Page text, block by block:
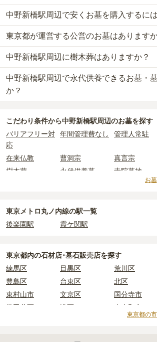
中野新橋駅周辺での購入費用の目安は、一般墓
葬が約52万円、永代供養墓が約17万円です。
一般墓を建てる場合は、「永代使用料（土地代
2つが主な費用となります。
中野新橋駅周辺の一般墓の永代使用料の平均は
さ・素材によって変わります。
樹木葬・納骨堂・永代供養墓は、基本的に墓石
なお、お墓によっては以下の費用が別途かかる
・開眼法要の費用：お墓を新しく建てた際に行
用。僧侶に渡すお布施がかかります。
・納骨式の費用
：お墓に遺骨を納める儀式のた
すお布施、会食などの費用がかかります。
：お墓の管理費。契約後、毎年発
正確な費用は、区画や石材の選び方によって大
積もりを取るまで確定しません。
現地への見学が難しい場合は、資料請求でも各
内を取り寄せることができます。
中野新橋駅周辺で安くお墓を購入するに
中野新橋駅周辺で一番安価なお墓は、福相寺の
円からお求めいただけます。
一般的に最も費用を抑えられるのは、他の方の
する「合祀墓（ごうしぼ）」と呼ばれるタイプ
比べて省スペースで管理の手間がかからないた
されています。
価格の目安は、1名あたり5万円〜30万円程度で
中野新橋駅周辺 で安価なお墓を探したい場合は、
び替えてお墓を探すのがおすすめです。
東京都が運営する公営のお墓はあります
中野新橋駅周辺には、公営の霊園の掲載があり
一方で、東京都内には、県または市区町村が運
16件あります。
公営霊園は民営の霊園と異なり、契約にあたっ
主な条件として、遺骨がすでにある、該当の市
上住んでいるなどが挙げられます。
条件を満たさない場合は、申し込み自体ができ
め、事前の確認が重要です。
契約条件の詳細は、各霊園のページをご確認い
中野新橋駅周辺に樹木葬はありますか？
中野新橋駅周辺には、4件の樹木葬があります。
詳しくは、
中野新橋駅周辺で永代供養できるお墓・
か？
詳しくは、中野新橋駅周辺の永代供養の一覧を
こだわり条件から中野新橋駅周辺のお墓を探す
バリアフリー対
応
年間管理費なし 管理人常駐
在来仏教
曹洞宗 真言宗
樹木葬
永代供養墓 寺院墓地
お
東京メトロ丸ノ内線の駅一覧
後楽園駅
霞ケ関駅
東京都内の石材店･墓石販売店を探す
練馬区
目黒区 荒川区
豊島区
台東区 北区
東村山市
文京区 国分寺市
世田谷区
港区 東大和市
東京都の